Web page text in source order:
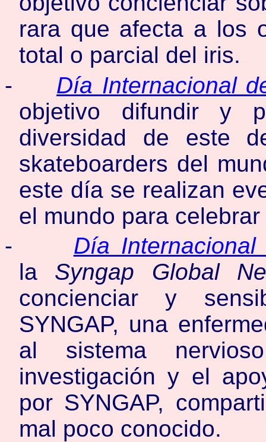
rara que afecta a los
total o parcial del iris.
-
Día Internacional
objetivo difundir y
diversidad de este
skateboarders del
este día se realizan
el mundo para
-
Día
la Syngap Global
concienciar y
SYNGAP, una
al sistema
investigación y el
por SYNGAP,
mal poco conocido.